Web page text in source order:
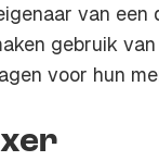
van
gebruik
voor hun